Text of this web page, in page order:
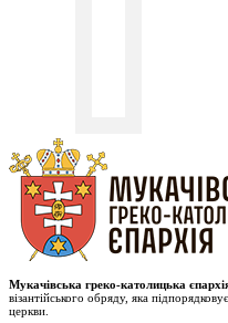
Мукачівська греко-католицька
візантійського обряду, яка
церкви.